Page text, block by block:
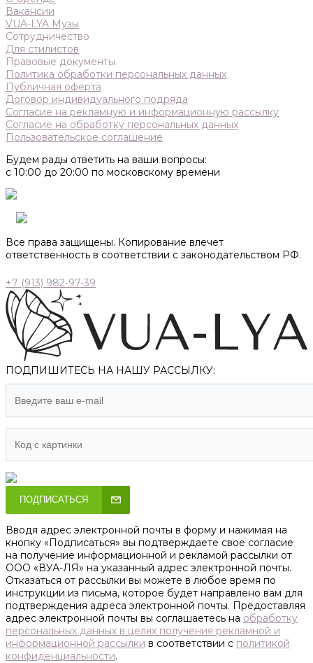
Вакансии
VUA-LYA Музы
Сотрудничество
Для стилистов
Правовые документы
Политика обработки персональных данных
Публичная оферта
Договор индивидуального подряда
Согласие на рекламную и информационную рассылку
Согласие на обработку персональных данных
Пользовательское соглашение
Будем рады ответить на ваши вопросы:
с 10:00 до 20:00 по московскому времени
Все права защищены. Копирование влечет
ответственность в соответствии с законодательством РФ.
+7 (913) 982-97-39
ПОДПИШИТЕСЬ НА НАШУ РАССЫЛКУ:
ПОДПИСАТЬСЯ
Вводя адрес электронной почты в форму и нажимая на
кнопку «Подписаться» вы подтверждаете свое согласие
на получение информационной и рекламой рассылки от
ООО «ВУА-ЛЯ» на указанный адрес электронной почты.
Отказаться от рассылки вы можете в любое время по
инструкции из письма, которое будет направлено вам для
подтверждения адреса электронной почты. Предоставляя
адрес электронной почты вы соглашаетесь на обработку
персональных данных в целях получения рекламной и
информационной рассылки в соответствии с политикой
конфиденциальности.